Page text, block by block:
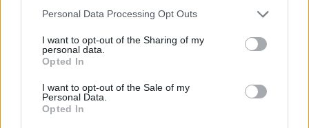
Personal Data Processing Opt Outs
I want to opt-out of the Sharing of my
personal data.
Opted In
I want to opt-out of the Sale of my
Personal Data.
Opted In